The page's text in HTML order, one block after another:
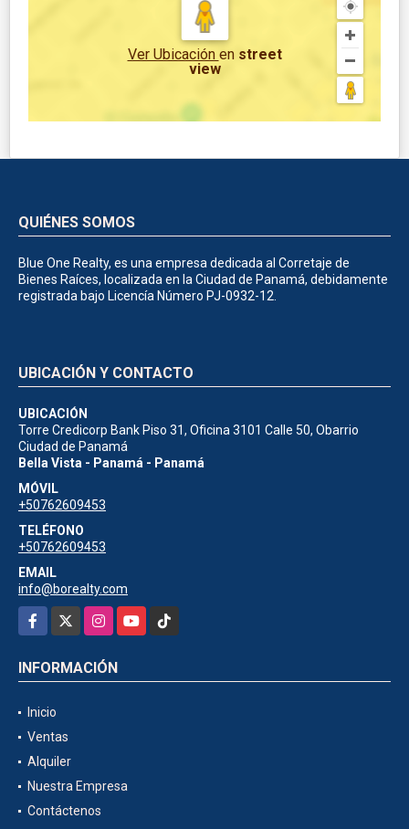
Ver Ubicación en street
view
QUIÉNES SOMOS
Blue One Realty, es una empresa dedicada al Corretaje de
Bienes Raíces, localizada en la Ciudad de Panamá, debidamente
registrada bajo Licencía Número PJ-0932-12.
UBICACIÓN Y CONTACTO
UBICACIÓN
Torre Credicorp Bank Piso 31, Oficina 3101 Calle 50, Obarrio
Ciudad de Panamá
Bella Vista - Panamá - Panamá
MÓVIL
+50762609453
TELÉFONO
+50762609453
EMAIL
info@borealty.com
Facebook
InstagramYouTubeTikTok
INFORMACIÓN
Inicio
Ventas
Alquiler
Nuestra Empresa
Contáctenos